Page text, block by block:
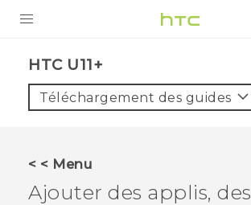
VIVE
HTC U11+‎
Téléchargement des guides
< < Menu
Ajouter des applis, des